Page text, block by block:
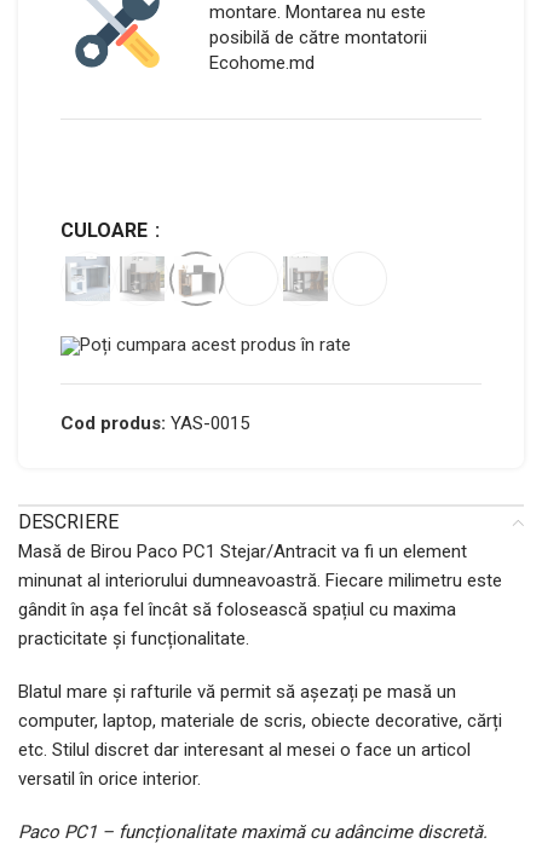
montare. Montarea nu este
posibilă de către montatorii
Ecohome.md
CULOARE
Poți cumpara acest produs în rate
Cod produs: YAS-0015
DESCRIERE
Masă de Birou Paco PC1 Stejar/Antracit va fi un element
minunat al interiorului dumneavoastră. Fiecare milimetru este
gândit în așa fel încât să folosească spațiul cu maxima
practicitate și funcționalitate.
Blatul mare și rafturile vă permit să așezați pe masă un
computer, laptop, materiale de scris, obiecte decorative, cărți
etc. Stilul discret dar interesant al mesei o face un articol
versatil în orice interior.
Paco PC1 – funcționalitate maximă cu adâncime discretă.